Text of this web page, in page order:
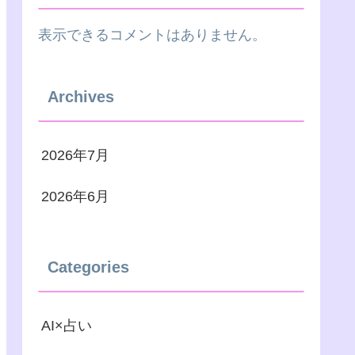
表示できるコメントはありません。
Archives
2026年7月
2026年6月
Categories
AI×占い